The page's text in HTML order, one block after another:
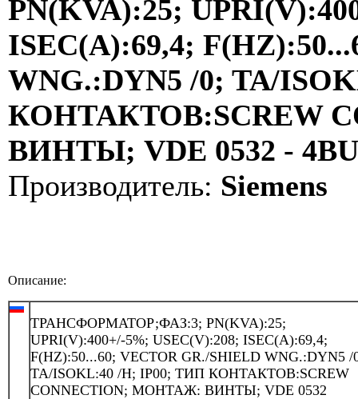
PN(KVA):25;
ISEC(A):69,4;
WNG.:DYN5 /0; TA/
КОНТАКТОВ:SCREW
ВИНТЫ; VDE 0532 -
Производитель: Siemens
Описание:
ТРАНСФОРМАТОР;ФАЗ:3; PN(KVA):25;
UPRI(V):400+/-5%; USEC(V):208; ISEC(A):69,4;
F(HZ):50...60; VECTOR GR./SHIELD WNG.:DYN5 /
TA/ISOKL:40 /H; IP00; ТИП КОНТАКТОВ:SCREW
CONNECTION; МОНТАЖ: ВИНТЫ; VDE 0532